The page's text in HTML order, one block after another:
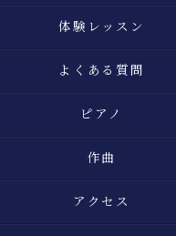
体験レッスン
よくある質問
ピアノ
作曲
アクセス